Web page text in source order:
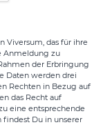
Viversum, das für ihre
Anmeldung zu
der Erbringung
Daten werden drei
Rechten in Bezug auf
das Recht auf
eine entsprechende
findest Du in unserer